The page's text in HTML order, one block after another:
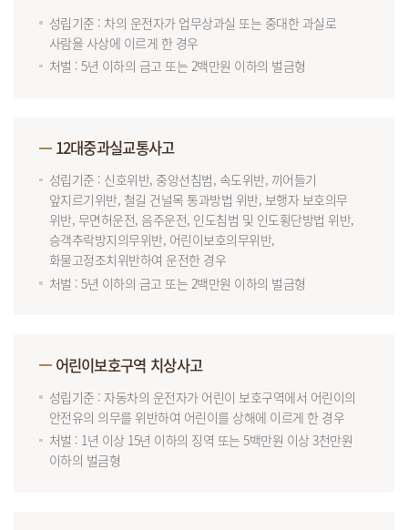
성립기준 : 차의 운전자가 업무상과실 또는 중대한 과실로
사람을 사상에 이르게 한 경우
처벌 : 5년 이하의 금고 또는 2백만원 이하의 벌금형
12대중과실교통사고
성립기준 : 신호위반, 중앙선침범, 속도위반, 끼어들기
앞지르기위반, 철길 건널목 통과방법 위반, 보행자 보호의무
위반, 무면허운전, 음주운전, 인도침범 및 인도횡단방법 위반,
승객추락방지의무위반, 어린이보호의무위반,
화물고정조치위반하여 운전한 경우
처벌 : 5년 이하의 금고 또는 2백만원 이하의 벌금형
어린이보호구역 치상사고
성립기준 : 자동차의 운전자가 어린이 보호구역에서 어린이의
안전유의 의무를 위반하여 어린이를 상해에 이르게 한 경우
처벌 : 1년 이상 15년 이하의 징역 또는 5백만원 이상 3천만원
이하의 벌금형